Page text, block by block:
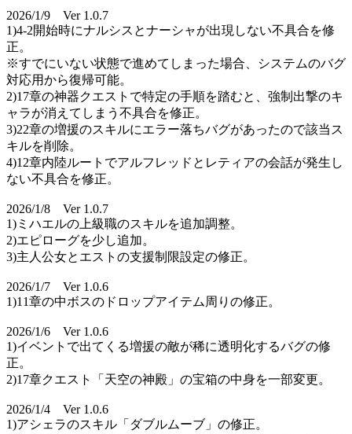
2026/1/9 Ver 1.0.7
1)4-2開始時にナルシスとナーシャが出現しない不具合を修
正。
※すでにいない状態で進めてしまった場合、システムのバグ
対応用から復帰可能。
2)17章の神器クエストで特定の手順を踏むと、強制出撃のキ
ャラが消えてしまう不具合を修正。
3)22章の増援のスキルにエラー落ちバグがあったので該当ス
キルを削除。
4)12章内陸ルートでアルフレッドとレティアの会話が発生し
ない不具合を修正。
2026/1/8 Ver 1.0.7
1)ミハエルの上級職のスキルを追加調整。
2)エピローグを少し追加。
3)主人公女とエストの支援制限設定の修正。
2026/1/7 Ver 1.0.6
1)11章の中ボスのドロップアイテム周りの修正。
2026/1/6 Ver 1.0.6
1)イベントで出てくる増援の敵が稀に透明化するバグの修
正。
2)17章クエスト「天空の神殿」の宝箱の中身を一部変更。
2026/1/4 Ver 1.0.6
1)アシェラのスキル「ダブルムーブ」の修正。